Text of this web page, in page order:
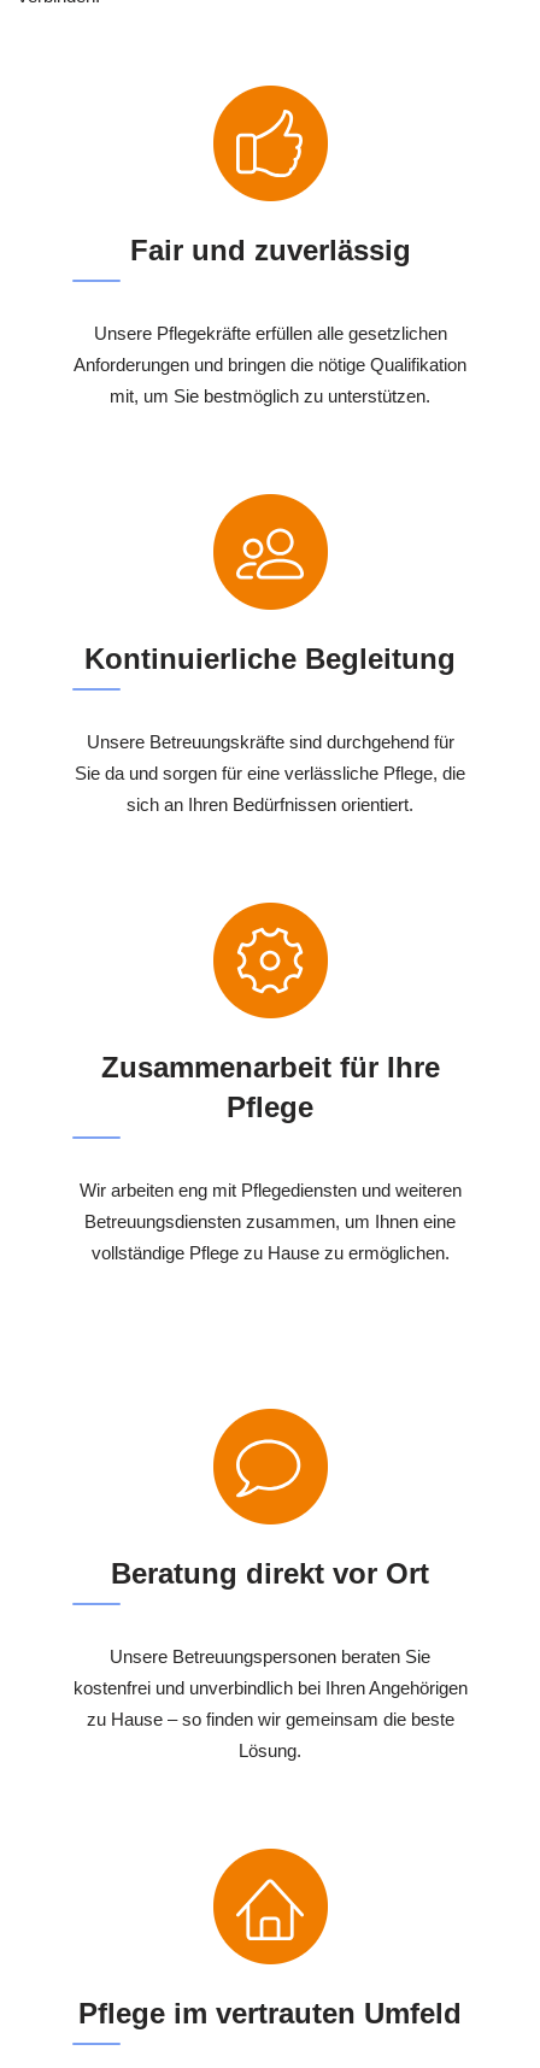
Fair und zuverlässig
Unsere Pflegekräfte erfüllen alle gesetzlichen
Anforderungen und bringen die nötige Qualifikation
mit, um Sie bestmöglich zu unterstützen.
Kontinuierliche Begleitung
Unsere Betreuungskräfte sind durchgehend für
Sie da und sorgen für eine verlässliche Pflege, die
sich an Ihren Bedürfnissen orientiert.
Zusammenarbeit für Ihre
Pflege
Wir arbeiten eng mit Pflegediensten und weiteren
Betreuungsdiensten zusammen, um Ihnen eine
vollständige Pflege zu Hause zu ermöglichen.
Beratung direkt vor Ort
Unsere Betreuungspersonen beraten Sie
kostenfrei und unverbindlich bei Ihren Angehörigen
zu Hause – so finden wir gemeinsam die beste
Lösung.
Pflege im vertrauten Umfeld